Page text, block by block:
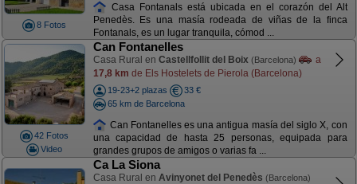
8 Fotos
Casa Fontanals está ubicada en el corazón del Alt
Penedès. Es una masía rodeada de viñas de la finca
Fontanals, es un lugar tranquila, cómod ...
42 Fotos
Video
Can Fontanelles
Casa Rural en Castellfollit del Boix (Barcelona)
a
17,8 km de Els Hostelets de Pierola (Barcelona)
19-23+2 plazas
33 €
65 km de Barcelona
Can Fontanelles es una antigua masía del siglo X, con
una capacidad de hasta 25 personas, equipada para
grandes grupos de amigos o varias fa ...
Ca La Siona
Casa Rural en Avinyonet del Penedès (Barcelona)